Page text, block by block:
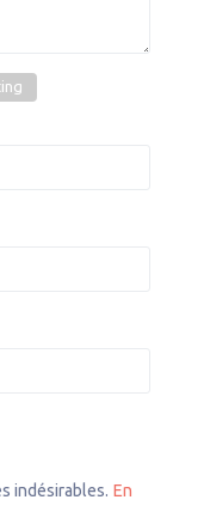
indésirables. En